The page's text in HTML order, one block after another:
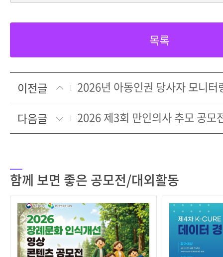
목록
이전글
다음글
2026 제3회 만인의사 추모 공모
함께 보면 좋은 공모전/대외활동